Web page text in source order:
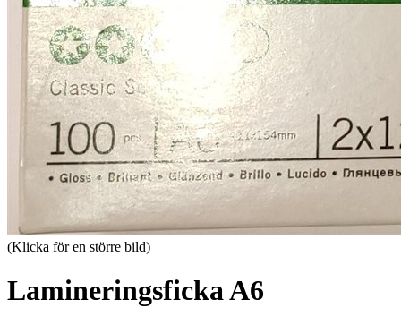
(Klicka för en större bild)
Lamineringsficka A6